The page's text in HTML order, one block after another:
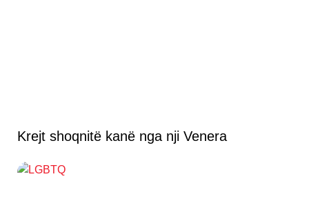
Krejt shoqnitë kanë nga nji Venera